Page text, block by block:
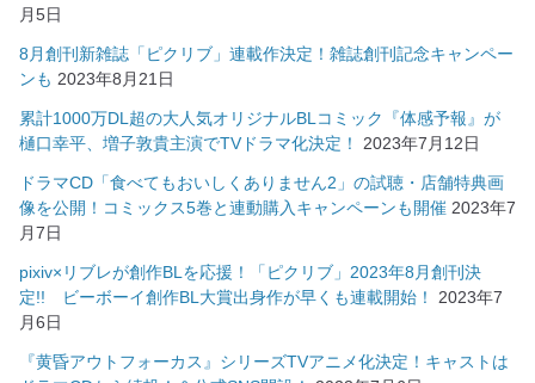
月5日
8月創刊新雑誌「ピクリブ」連載作決定！雑誌創刊記念キャンペー
ンも 2023年8月21日
累計1000万DL超の大人気オリジナルBLコミック『体感予報』が
樋口幸平、増子敦貴主演でTVドラマ化決定！
2023年7月12日
ドラマCD「食べてもおいしくありません2」の試聴・店舗特典画
像を公開！コミックス5巻と連動購入キャンペーンも開催 2023年7
月7日
pixiv×リブレが創作BLを応援！「ピクリブ」2023年8月創刊決
定!! ビーボーイ創作BL大賞出身作が早くも連載開始！
2023年7
月6日
『黄昏アウトフォーカス』シリーズTVアニメ化決定！キャストは